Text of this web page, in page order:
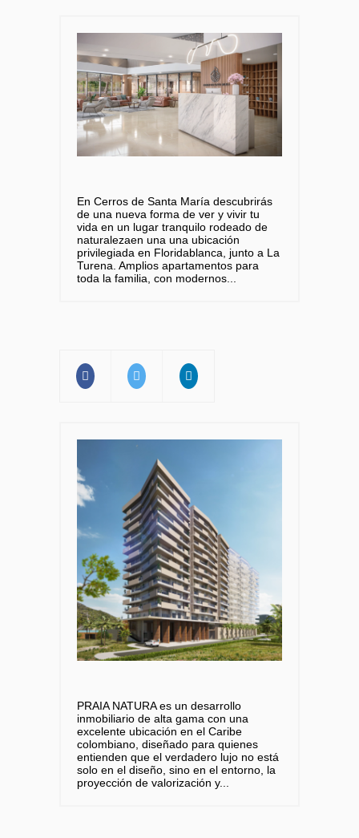
En Cerros de Santa María descubrirás
de una nueva forma de ver y vivir tu
vida en un lugar tranquilo rodeado de
naturalezaen una una ubicación
privilegiada en Floridablanca, junto a La
Turena. Amplios apartamentos para
toda la familia, con modernos
PRAIA NATURA es un desarrollo
inmobiliario de alta gama con una
excelente ubicación en el Caribe
colombiano, diseñado para quienes
entienden que el verdadero lujo no está
solo en el diseño, sino en el entorno, la
proyección de valorización y